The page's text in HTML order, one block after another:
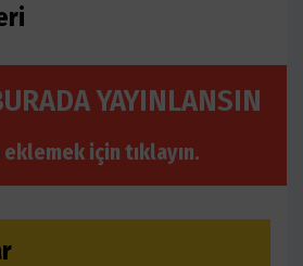
YAYINLANSIN
eklemek için tıklayın.